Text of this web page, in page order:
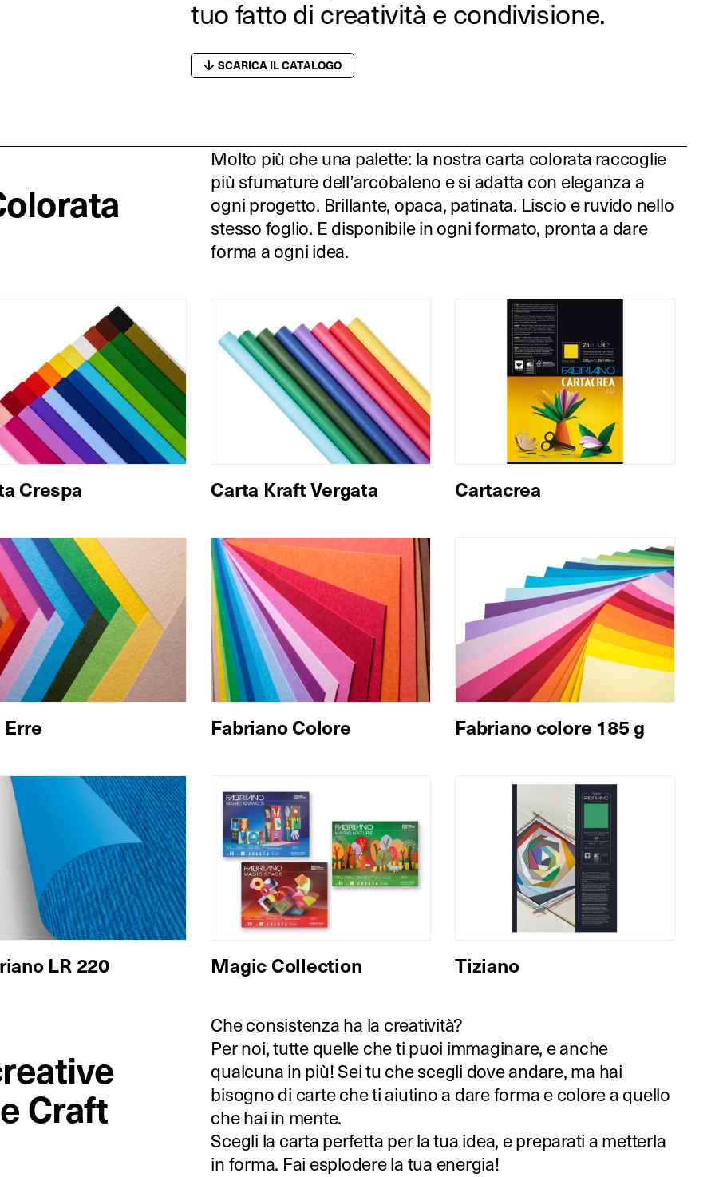
tuo fatto di creatività e condivisione.
SCARICA IL CATALOGO
Molto più che una palette: la nostra carta colorata raccoglie
più sfumature dell’arcobaleno e si adatta con eleganza a
ogni progetto. Brillante, opaca, patinata. Liscio e ruvido nello
stesso foglio. E disponibile in ogni formato, pronta a dare
forma a ogni idea.
Crespa Carta Kraft Vergata Cartacrea
Fabriano Colore Fabriano colore 185 g
LR 220 Magic Collection Tiziano
Craft
Che consistenza ha la creatività?
Per noi, tutte quelle che ti puoi immaginare, e anche
qualcuna in più! Sei tu che scegli dove andare, ma hai
bisogno di carte che ti aiutino a dare forma e colore a quello
che hai in mente.
Scegli la carta perfetta per la tua idea, e preparati a metterla
in forma. Fai esplodere la tua energia!